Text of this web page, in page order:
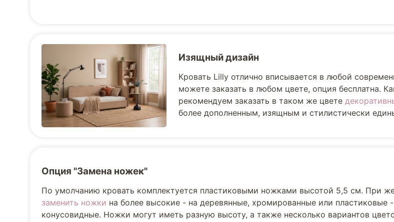
Изящный дизайн
Кровать Lilly отлично вписывается в любой
можете заказать в любом цвете, опция бесплатна.
рекомендуем заказать в таком же цвете
более дополненным, изящным и стилистически
Опция "Замена ножек"
По умолчанию кровать комплектуется пластиковыми ножками высотой 5,5 см. При
заменить ножки на более высокие - на деревянные, хромированные или пластиковые
конусовидные. Ножки могут иметь разную высоту, а также несколько вариантов